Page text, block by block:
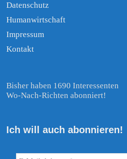
Datenschutz
Humanwirtschaft
Impressum
Kontakt
Bisher haben 1690 Interessenten
Wo-Nach-Richten abonniert!
Ich will auch abonnieren!